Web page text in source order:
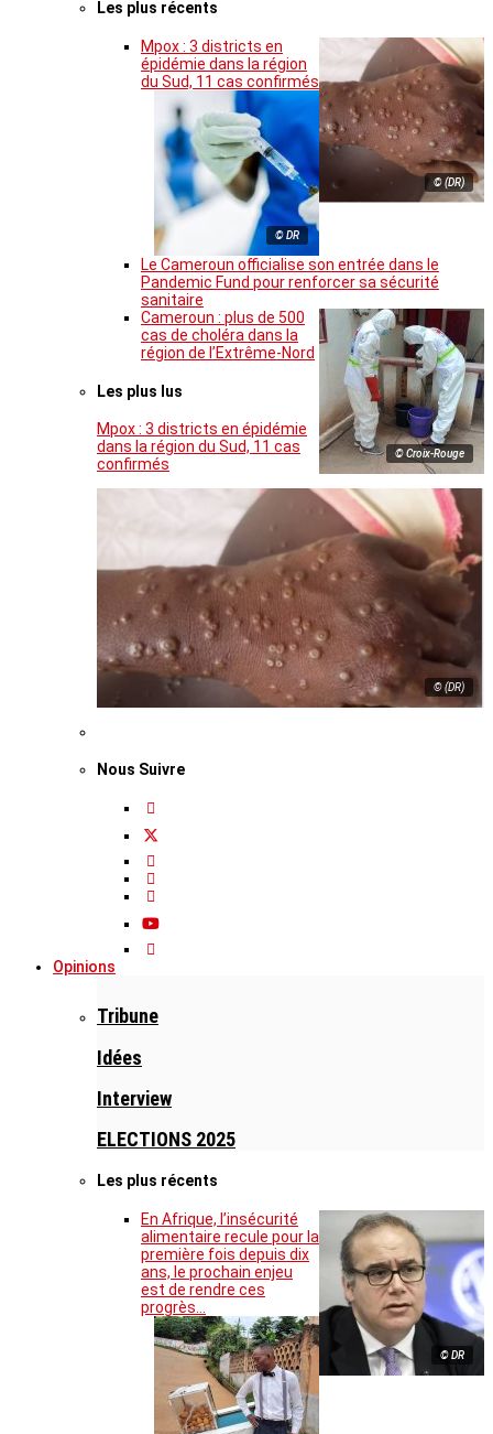
Les plus récents
© (DR)
Mpox : 3 districts en
épidémie dans la région
du Sud, 11 cas confirmés
© DR
Le Cameroun officialise son entrée dans le
Pandemic Fund pour renforcer sa sécurité
sanitaire
© Croix-Rouge
Cameroun : plus de 500
cas de choléra dans la
région de l’Extrême-Nord
Les plus lus
Mpox : 3 districts en épidémie
dans la région du Sud, 11 cas
confirmés
© (DR)
Nous Suivre
Opinions
Tribune
Idées
Interview
ELECTIONS 2025
Les plus récents
© DR
En Afrique, l’insécurité
alimentaire recule pour la
première fois depuis dix
ans, le prochain enjeu
est de rendre ces
progrès…